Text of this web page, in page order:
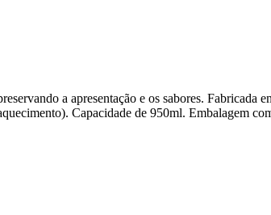
a apresentação e os sabores. Fabricada
Capacidade de 950ml. Embalagem